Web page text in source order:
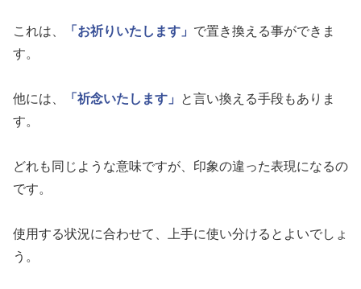
これは、 「お祈りいたします」 で置き換える事ができま
す。
他には、 「祈念いたします」
と言い換える手段もありま
す。
どれも同じような意味ですが、印象の違った表現になるの
です。
使用する状況に合わせて、上手に使い分けるとよいでしょ
う。